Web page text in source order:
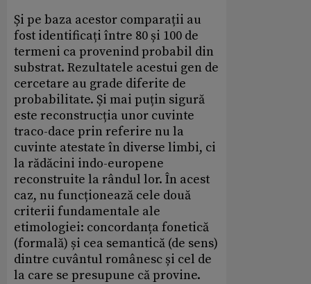
Și pe baza acestor comparații au
fost identificați între 80 și 100 de
termeni ca provenind probabil din
substrat. Rezultatele acestui gen de
cercetare au grade diferite de
probabilitate. Și mai puțin sigură
este reconstrucția unor cuvinte
traco-dace prin referire nu la
cuvinte atestate în diverse limbi, ci
la rădăcini indo-europene
reconstruite la rândul lor. În acest
caz, nu funcționează cele două
criterii fundamentale ale
etimologiei: concordanța fonetică
(formală) și cea semantică (de sens)
dintre cuvântul românesc și cel de
la care se presupune că provine.